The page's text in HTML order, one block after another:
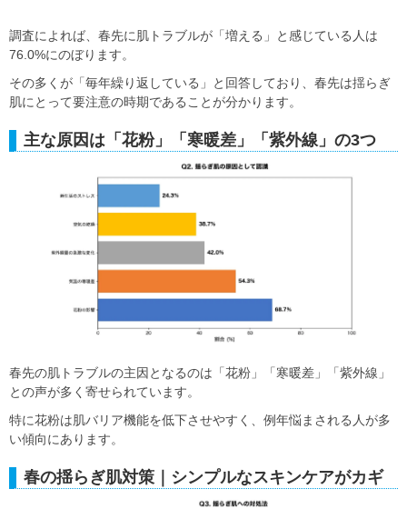
調査によれば、春先に肌トラブルが「増える」と感じている人は
76.0%にのぼります。
その多くが「毎年繰り返している」と回答しており、春先は揺らぎ
肌にとって要注意の時期であることが分かります。
主な原因は「花粉」「寒暖差」「紫外線」の3つ
春先の肌トラブルの主因となるのは「花粉」「寒暖差」「紫外線」
との声が多く寄せられています。
特に花粉は肌バリア機能を低下させやすく、例年悩まされる人が多
い傾向にあります。
春の揺らぎ肌対策｜シンプルなスキンケアがカギ